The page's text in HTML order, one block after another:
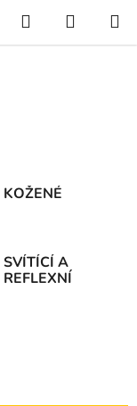
l
t
Á
KOŽENÉ
SVÍTÍCÍ A
REFLEXNÍ